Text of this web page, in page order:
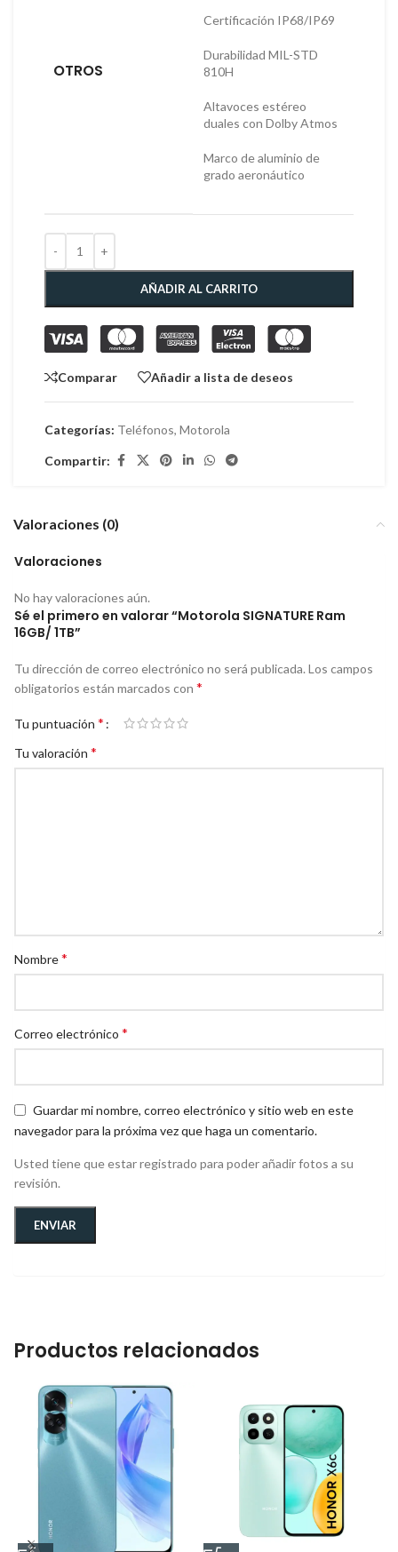
OTROS
Certificación IP68/IP69
Durabilidad MIL-STD
810H
Altavoces estéreo
duales con Dolby Atmos
Marco de aluminio de
grado aeronáutico
AÑADIR AL CARRITO
Comparar Añadir a lista de deseos
Categorías: Teléfonos, Motorola
Compartir:
Valoraciones (0)
Valoraciones
No hay valoraciones aún.
Sé el primero en valorar “Motorola SIGNATURE Ram
16GB/ 1TB”
Tu dirección de correo electrónico no será publicada. Los campos
obligatorios están marcados con *
Tu puntuación *
Tu valoración *
Nombre*
Correo electrónico *
Guardar mi nombre, correo electrónico y sitio web en este
navegador para la próxima vez que haga un comentario.
Usted tiene que estar registrado para poder añadir fotos a su
revisión.
Productos relacionados